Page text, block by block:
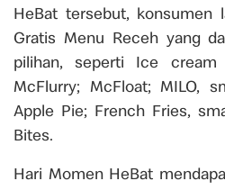
HeBat tersebut, konsumen
Gratis Menu Receh yang
pilihan, seperti Ice cream
McFlurry; McFloat; MILO,
Apple Pie; French Fries,
Bites.
Hari Momen HeBat